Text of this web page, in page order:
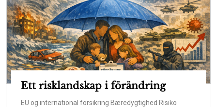
Ett risklandskap i förändring
EU og international forsikring Bæredygtighed Risiko